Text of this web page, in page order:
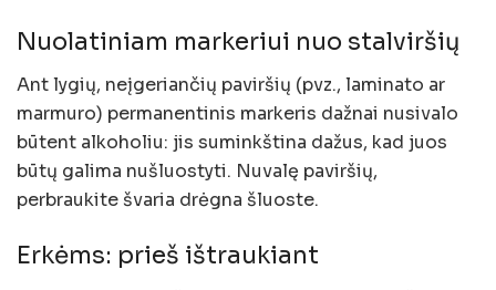
Nuolatiniam markeriui nuo stalviršių
Ant lygių, neįgeriančių paviršių (pvz., laminato ar
marmuro) permanentinis markeris dažnai nusivalo
būtent alkoholiu: jis suminkština dažus, kad juos
būtų galima nušluostyti. Nuvalę paviršių,
perbraukite švaria drėgna šluoste.
Erkėms: prieš ištraukiant